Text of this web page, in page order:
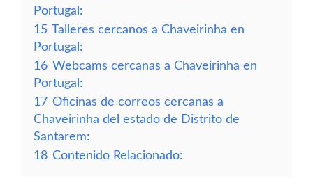
Portugal:
15 Talleres cercanos a Chaveirinha en
Portugal:
16 Webcams cercanas a Chaveirinha en
Portugal:
17 Oficinas de correos cercanas a
Chaveirinha del estado de Distrito de
Santarem:
18 Contenido Relacionado: